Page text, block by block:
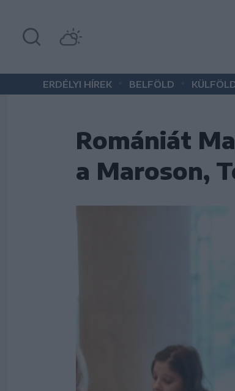
ERDÉLYI HÍREK BELFÖLD
Romániát
a Maroson,